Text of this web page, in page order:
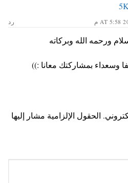
رد
ورحمه الله وبركاته
وسعداء بمشاركتك معانا :))
الحقول الإلزامية مشار إليها